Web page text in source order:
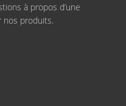
à propos d’une
nos produits.